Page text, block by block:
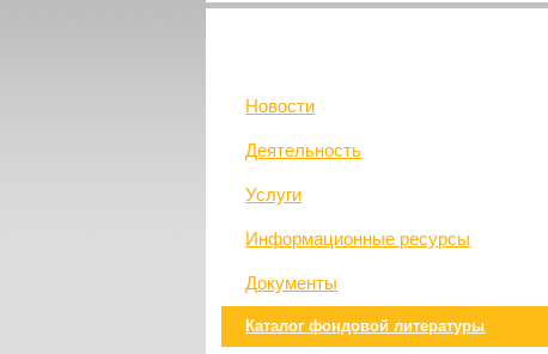
Новости
Деятельность
Услуги
Информационные ресурсы
Документы
Каталог фондовой литературы